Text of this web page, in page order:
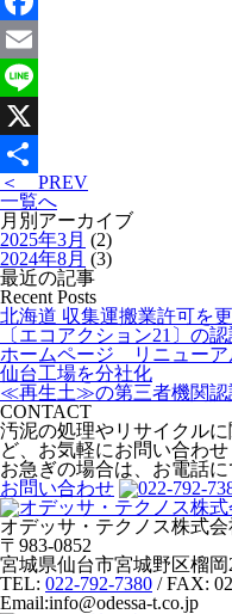
Facebook
Email
Line
X
共
有
＜ PREV
一覧へ
月別アーカイブ
2025年3月 (2)
2024年8月 (3)
最近の記事
Recent Posts
北海道 収集運搬業許可を
〔エコアクション21〕の
ホームページ リニューア
仙台工場を分社化
≪再生土≫の第三者機関認
CONTACT
汚泥の処理やリサイクルに
ど、 お気軽にお問い合わせ
お急ぎの場合は、 お電話に
お問い合わせ
オデッサ・テクノス株式会
〒983-0852
宮城県仙台市宮城野区榴
TEL: 022-792-7380 / FAX:
Email:info@odessa-t.co.jp